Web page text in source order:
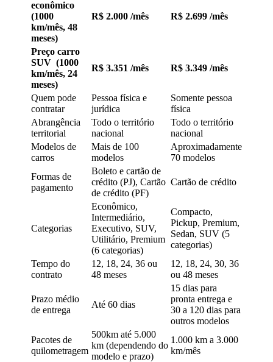
econômico
(1000
km/mês, 48
meses)
R$ 2.000 /mês R$ 2.699 /mês
Preço carro
SUV (1000
km/mês, 24
meses)
R$ 3.351 /mês R$ 3.349 /mês
Quem pode
contratar
Pessoa física e
jurídica
Somente pessoa
física
Abrangência
territorial
Todo o território
nacional
Todo o território
nacional
Modelos de
carros
Mais de 100
modelos
Aproximadamente
70 modelos
Formas de
pagamento
Boleto e cartão de
crédito (PJ), Cartão
de crédito (PF)
Cartão de crédito
Categorias
Econômico,
Intermediário,
Executivo, SUV,
Utilitário, Premium
(6 categorias)
Compacto,
Pickup, Premium,
Sedan, SUV (5
categorias)
Tempo do
contrato
12, 18, 24, 36 ou
48 meses
12, 18, 24, 30, 36
ou 48 meses
Prazo médio
de entrega
Até 60 dias
15 dias para
pronta entrega e
30 a 120 dias para
outros modelos
Pacotes de
quilometragem
500km até 5.000
km (dependendo do
modelo e prazo)
1.000 km a 3.000
km/mês